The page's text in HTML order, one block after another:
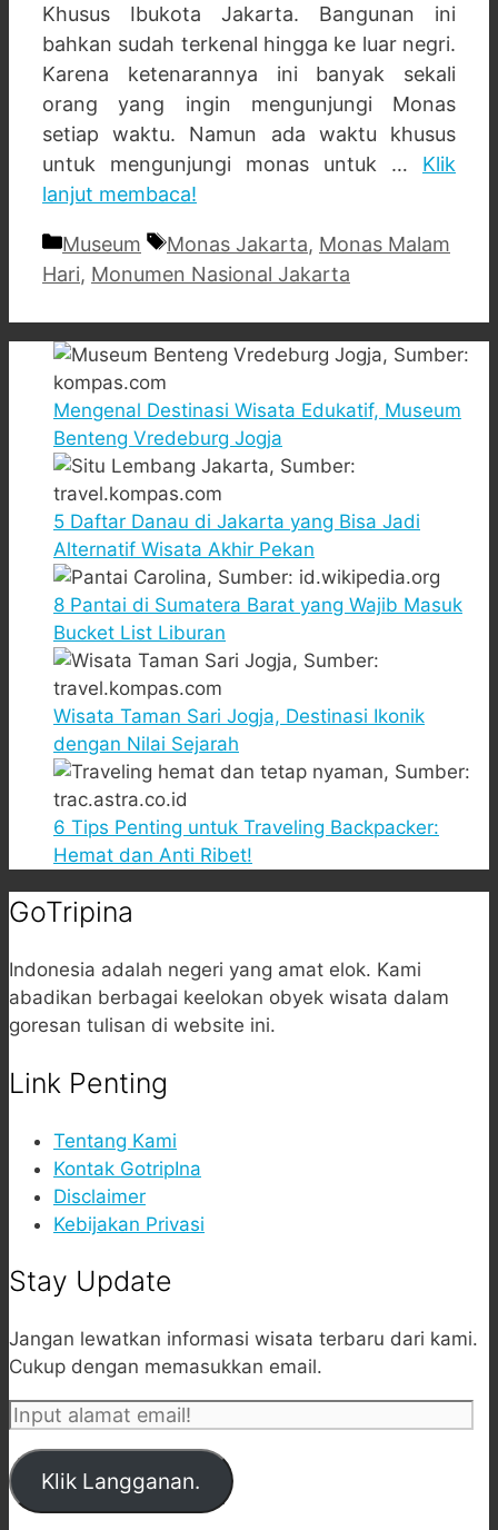
Khusus Ibukota Jakarta. Bangunan ini
bahkan sudah terkenal hingga ke luar negri.
Karena ketenarannya ini banyak sekali
orang yang ingin mengunjungi Monas
setiap waktu. Namun ada waktu khusus
untuk mengunjungi monas untuk … Klik
lanjut membaca!
Categories
Museum Tags
Monas Jakarta, Monas Malam
Hari, Monumen Nasional Jakarta
Mengenal Destinasi Wisata Edukatif, Museum
Benteng Vredeburg Jogja
5 Daftar Danau di Jakarta yang Bisa Jadi
Alternatif Wisata Akhir Pekan
8 Pantai di Sumatera Barat yang Wajib Masuk
Bucket List Liburan
Wisata Taman Sari Jogja, Destinasi Ikonik
dengan Nilai Sejarah
6 Tips Penting untuk Traveling Backpacker:
Hemat dan Anti Ribet!
GoTripina
Indonesia adalah negeri yang amat elok. Kami
abadikan berbagai keelokan obyek wisata dalam
goresan tulisan di website ini.
Link Penting
Tentang Kami
Kontak GotripIna
Disclaimer
Kebijakan Privasi
Stay Update
Jangan lewatkan informasi wisata terbaru dari kami.
Cukup dengan memasukkan email.
Input
email!Klik Langganan.